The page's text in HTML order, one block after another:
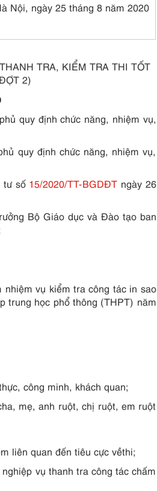
Nội, ngày 25 tháng 8 năm 2020
TRA, KIỂM TRA THI TỐT
2)
quy định chức năng, nhiệm vụ,
quy định chức năng, nhiệm vụ,
tư số 15/2020/TT-BGDĐT ngày 26
Bộ Giáo dục và Đào tạo ban
vụ kiểm tra công tác in sao
trung học phổ thông (THPT) năm
công minh, khách quan;
mẹ, anh ruột, chị ruột, em ruột
liên quan đến tiêu cực vềthi;
vụ thanh tra công tác chấm